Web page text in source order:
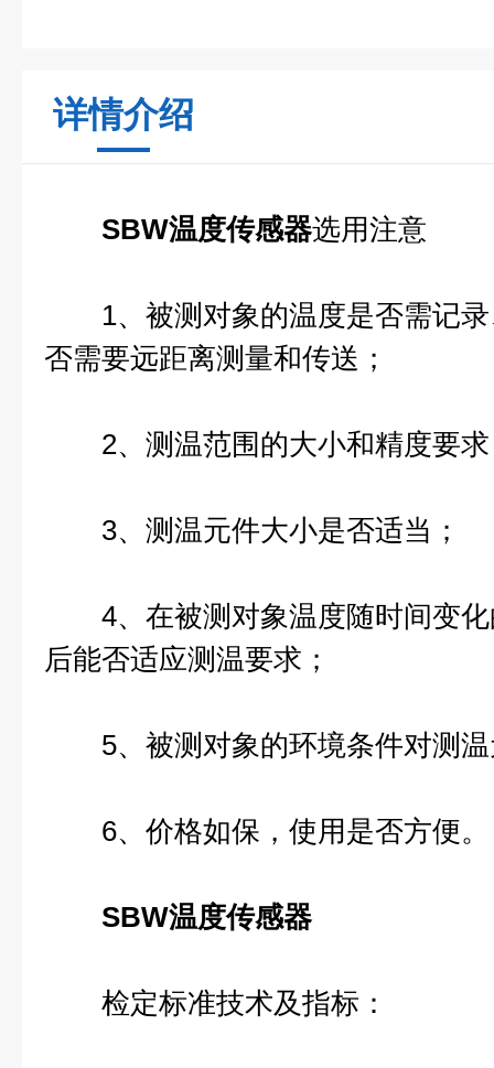
详情介绍
SBW温度传感器选用注意
1、被测对象的温度是否需记录
否需要远距离测量和传送；
2、测温范围的大小和精度要求
3、测温元件大小是否适当；
4、在被测对象温度随时间变化
后能否适应测温要求；
5、被测对象的环境条件对测温
6、价格如保，使用是否方便。
SBW温度传感器
检定标准技术及指标：